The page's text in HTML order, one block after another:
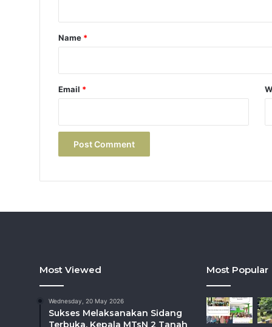
*
Name *
Email *
Most Viewed
Wednesday, 20 May 2026
Sukses Melaksanakan Sidang
Terbuka, Kepala MTsN 2 Tanah
Most Popular